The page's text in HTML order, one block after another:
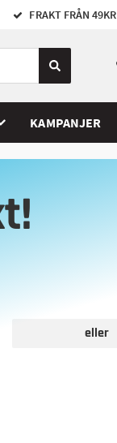
FRAKT FRÅN 49KR
KAMPANJER
eller